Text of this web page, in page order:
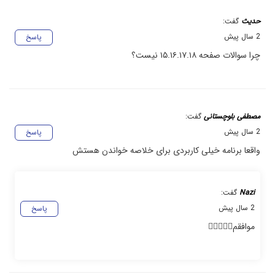
حدیث گفت:
پاسخ
2 سال پیش
چرا سوالات صفحه ۱۵.۱۶.۱۷.۱۸ نیست؟
مصطفی بلوچستانی گفت:
پاسخ
2 سال پیش
واقعا برنامه خیلی کاربردی برای خلاصه خواندن هستش
Nazi گفت:
پاسخ
2 سال پیش
موافقم👍🏻👍🏻🙂